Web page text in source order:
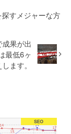
すメジャーな方
果が出
最低6ヶ
ます。
SEO